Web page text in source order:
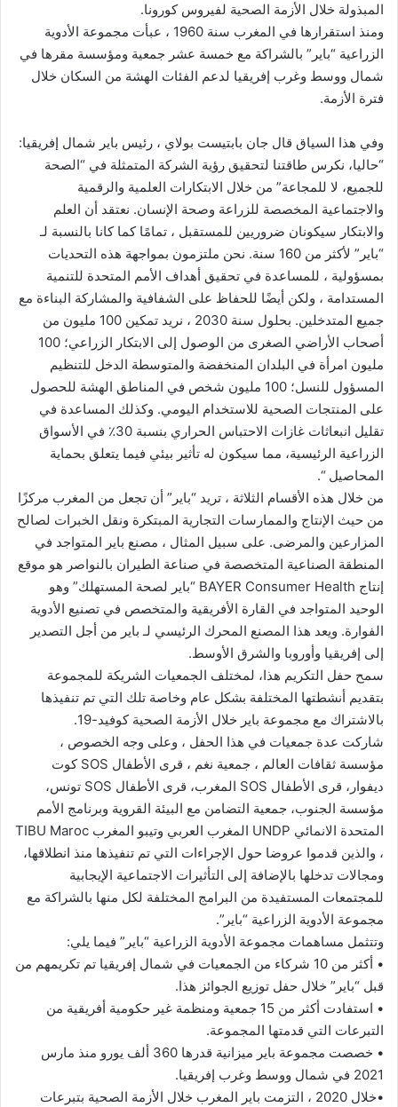
المبذولة خلال الأزمة الصحية لفيروس كورونا.
ومنذ استقرارها في المغرب سنة 1960 ، عبأت مجموعة الأدوية
الزراعية “باير” بالشراكة مع خمسة عشر جمعية ومؤسسة مقرها في
شمال ووسط وغرب إفريقيا لدعم الفئات الهشة من السكان خلال
فترة الأزمة.
وفي هذا السياق قال جان بابتيست بولاي ، رئيس باير شمال إفريقيا:
“حاليا، نكرس طاقتنا لتحقيق رؤية الشركة المتمثلة في “الصحة
للجميع، لا للمجاعة” من خلال الابتكارات العلمية والرقمية
والاجتماعية المخصصة للزراعة وصحة الإنسان. نعتقد أن العلم
والابتكار سيكونان ضروريين للمستقبل ، تمامًا كما كانا بالنسبة لـ
“باير” لأكثر من 160 سنة. نحن ملتزمون بمواجهة هذه التحديات
بمسؤولية ، للمساعدة في تحقيق أهداف الأمم المتحدة للتنمية
المستدامة ، ولكن أيضًا للحفاظ على الشفافية والمشاركة البناءة مع
جميع المتدخلين. بحلول سنة 2030 ، نريد تمكين 100 مليون من
أصحاب الأراضي الصغرى من الوصول إلى الابتكار الزراعي؛ 100
مليون امرأة في البلدان المنخفضة والمتوسطة الدخل للتنظيم
المسؤول للنسل؛ 100 مليون شخص في المناطق الهشة للحصول
على المنتجات الصحية للاستخدام اليومي. وكذلك المساعدة في
تقليل انبعاثات غازات الاحتباس الحراري بنسبة 30٪ في الأسواق
الزراعية الرئيسية، مما سيكون له تأثير بيئي فيما يتعلق بحماية
المحاصيل “.
من خلال هذه الأقسام الثلاثة ، تريد “باير” أن تجعل من المغرب مركزًا
من حيث الإنتاج والممارسات التجارية المبتكرة ونقل الخبرات لصالح
المزارعين والمرضى. على سبيل المثال ، مصنع باير المتواجد في
المنطقة الصناعية المتخصصة في صناعة الطيران بالنواصر هو موقع
إنتاج BAYER Consumer Health “باير لصحة المستهلك” وهو
الوحيد المتواجد في القارة الأفريقية والمتخصص في تصنيع الأدوية
الفوارة. ويعد هذا المصنع المحرك الرئيسي لـ باير من أجل التصدير
إلى إفريقيا وأوروبا والشرق الأوسط.
سمح حفل التكريم هذا، لمختلف الجمعيات الشريكة للمجموعة
بتقديم أنشطتها المختلفة بشكل عام وخاصة تلك التي تم تنفيذها
بالاشتراك مع مجموعة باير خلال الأزمة الصحية كوفيد-19.
شاركت عدة جمعيات في هذا الحفل ، وعلى وجه الخصوص ،
مؤسسة ثقافات العالم ، جمعية نغم ، قرى الأطفال SOS كوت
ديفوار، قرى الأطفال SOS المغرب، قرى الأطفال SOS تونس،
مؤسسة الجنوب، جمعية التضامن مع البيئة القروية وبرنامج الأمم
المتحدة الانمائي UNDP المغرب العربي وتيبو المغرب TIBU Maroc
، والذين قدموا عروضا حول الإجراءات التي تم تنفيذها منذ انطلاقها،
ومجالات تدخلها بالإضافة إلى التأثيرات الاجتماعية الإيجابية
للمجتمعات المستفيدة من البرامج المختلفة لكل منها بالشراكة مع
مجموعة الأدوية الزراعية “باير”.
وتتثمل مساهمات مجموعة الأدوية الزراعية “باير” فيما يلي:
• أكثر من 10 شركاء من الجمعيات في شمال إفريقيا تم تكريمهم من
قبل “باير” خلال حفل توزيع الجوائز هذا.
• استفادت أكثر من 15 جمعية ومنظمة غير حكومية أفريقية من
التبرعات التي قدمتها المجموعة.
• خصصت مجموعة باير ميزانية قدرها 360 ألف يورو منذ مارس
2021 في شمال ووسط وغرب إفريقيا.
•خلال 2020 ، التزمت باير المغرب خلال الأزمة الصحية بتبرعات